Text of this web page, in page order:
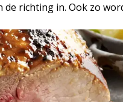
de richting in. Ook zo